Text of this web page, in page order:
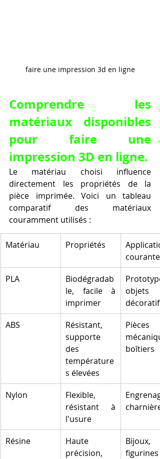
faire une impression 3d en ligne
Comprendre les
matériaux disponibles
pour faire une
impression 3D en ligne.
Le matériau choisi influence
directement les propriétés de la
pièce imprimée. Voici un tableau
comparatif des matériaux
couramment utilisés :
Matériau Propriétés
courantes
PLA
Biodégradab
le, facile à
imprimer
objets
décoratifs
ABS
Résistant,
supporte
des
température
s élevées
Pièces
boîtiers
Nylon
Flexible,
résistant à
l'usure
charnières
Résine
Haute
précision,
Bijoux,
figurines